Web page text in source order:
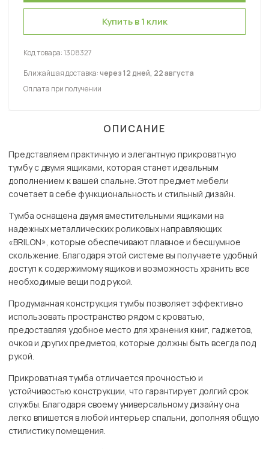
Купить в 1 клик
Код товара:1308327
Ближайшая доставка:через 12 дней, 22 августа
Оплата при получении
ОПИСАНИЕ
Представляем практичную и элегантную прикроватную
тумбу с двумя ящиками, которая станет идеальным
дополнением к вашей спальне. Этот предмет мебели
сочетает в себе функциональность и стильный дизайн.
Тумба оснащена двумя вместительными ящиками на
надежных металлических роликовых направляющих
«BRILON», которые обеспечивают плавное и бесшумное
скольжение. Благодаря этой системе вы получаете удобный
доступ к содержимому ящиков и возможность хранить все
необходимые вещи под рукой.
Продуманная конструкция тумбы позволяет эффективно
использовать пространство рядом с кроватью,
предоставляя удобное место для хранения книг, гаджетов,
очков и других предметов, которые должны быть всегда под
рукой.
Прикроватная тумба отличается прочностью и
устойчивостью конструкции, что гарантирует долгий срок
службы. Благодаря своему универсальному дизайну она
легко впишется в любой интерьер спальни, дополняя общую
стилистику помещения.